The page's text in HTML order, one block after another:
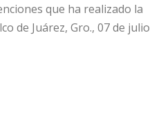
que ha realizado la
de Juárez, Gro., 07 de julio